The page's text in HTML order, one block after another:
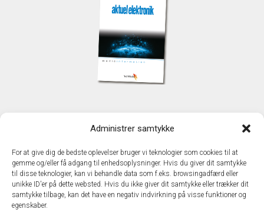
Administrer samtykke
For at give dig de bedste oplevelser bruger vi teknologier som cookies til at
gemme og/eller få adgang til enhedsoplysninger. Hvis du giver dit samtykke
til disse teknologier, kan vi behandle data som f.eks. browsingadfærd eller
unikke ID'er på dette websted. Hvis du ikke giver dit samtykke eller trækker dit
samtykke tilbage, kan det have en negativ indvirkning på visse funktioner og
egenskaber.
TechMedia A/S
DK - 2600 Glostrup
www.techmedia.dk
Telefon: +45 43 24 26 28
E-mail:info@techmedia.dk